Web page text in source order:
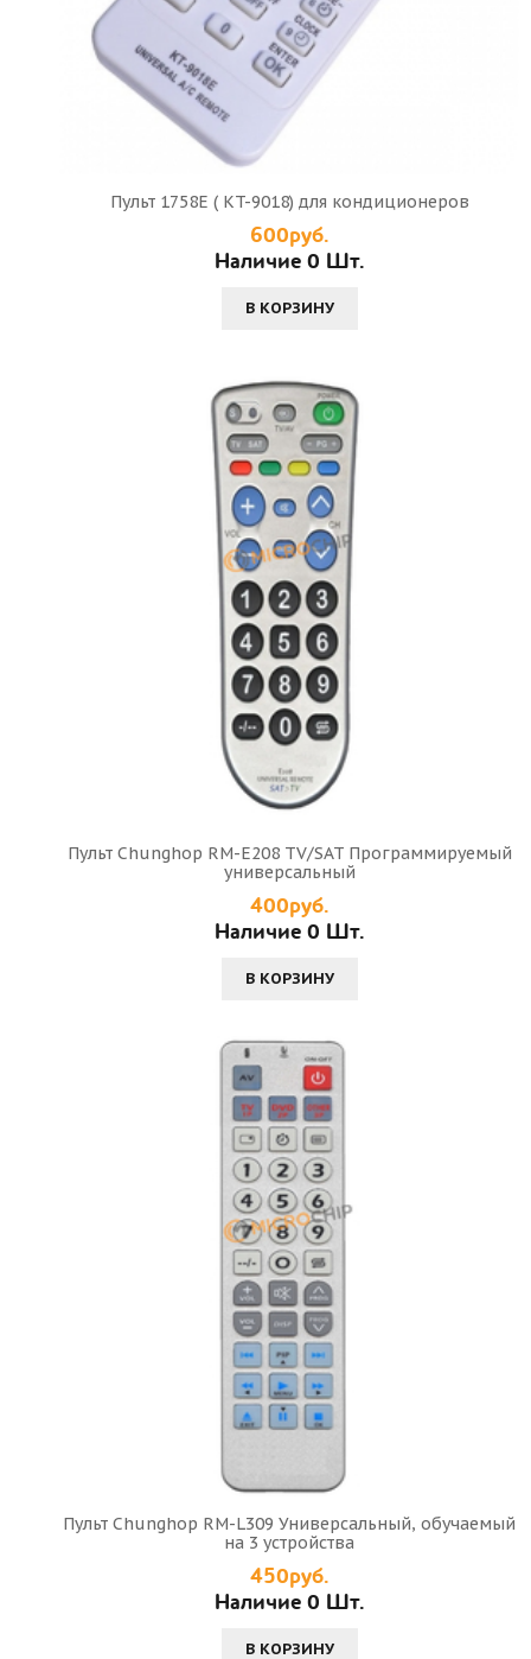
Пульт 1758E ( KT-9018) для кондиционеров
600руб.
Наличие 0 Шт.
В КОРЗИНУ
Пульт Chunghop RM-E208 TV/SAT Программируемый
универсальный
400руб.
Наличие 0 Шт.
В КОРЗИНУ
Пульт Chunghop RM-L309 Универсальный, обучаемый
на 3 устройства
450руб.
Наличие 0 Шт.
В КОРЗИНУ